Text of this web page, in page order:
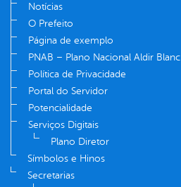
Notícias
O Prefeito
Página de exemplo
PNAB – Plano Nacional Aldir Blanc
Política de Privacidade
Portal do Servidor
Potencialidade
Serviços Digitais
Plano Diretor
Símbolos e Hinos
Secretarias